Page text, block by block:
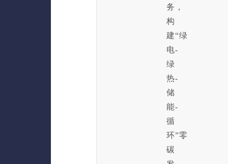
务，
构
建“绿
电-
绿
热-
储
能-
循
环”零
碳